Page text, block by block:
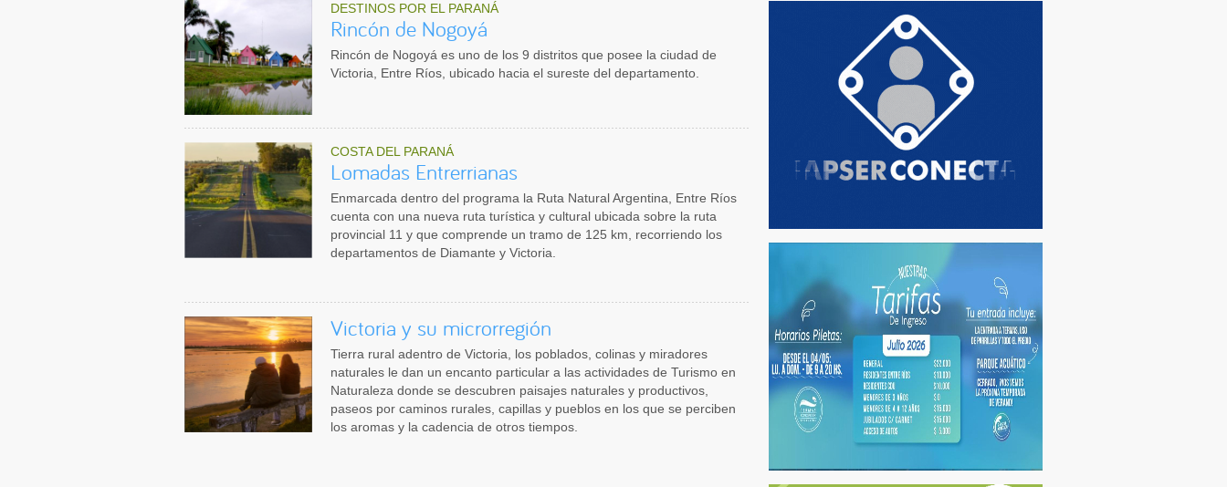
DESTINOS POR EL PARANÁ
Rincón de Nogoyá
Rincón de Nogoyá es uno de los 9 distritos que posee la ciudad de
Victoria, Entre Ríos, ubicado hacia el sureste del departamento.
COSTA DEL PARANÁ
Lomadas Entrerrianas
Enmarcada dentro del programa la Ruta Natural Argentina, Entre Ríos
cuenta con una nueva ruta turística y cultural ubicada sobre la ruta
provincial 11 y que comprende un tramo de 125 km, recorriendo los
departamentos de Diamante y Victoria.
Victoria y su microrregión
Tierra rural adentro de Victoria, los poblados, colinas y miradores
naturales le dan un encanto particular a las actividades de Turismo en
Naturaleza donde se descubren paisajes naturales y productivos,
paseos por caminos rurales, capillas y pueblos en los que se perciben
los aromas y la cadencia de otros tiempos.